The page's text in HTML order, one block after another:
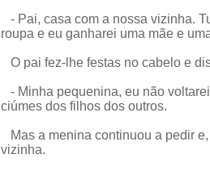
- Pai, casa com a nossa vizinha.
roupa e eu ganharei uma mãe e
O pai fez-lhe festas no cabelo e
- Minha pequenina, eu não
ciúmes dos filhos dos outros.
Mas a menina continuou a pedir
vizinha.